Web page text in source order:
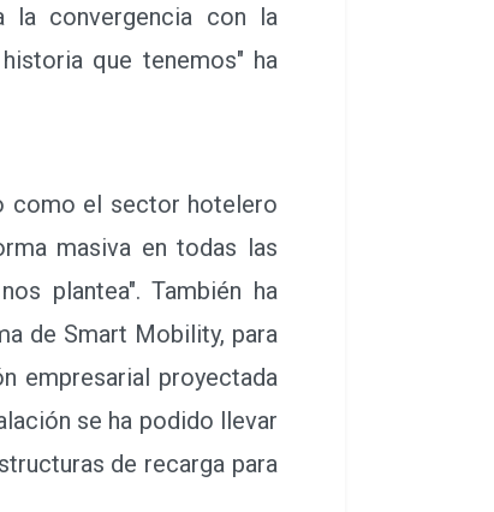
plantea". También ha
de Smart Mobility, para
empresarial proyectada
se ha podido llevar
de recarga para
está actuando durante